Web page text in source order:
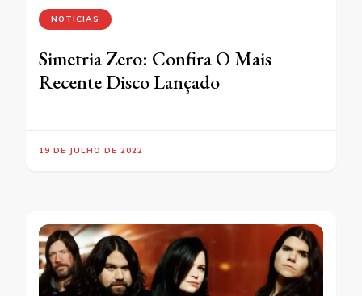
NOTÍCIAS
Simetria Zero: Confira O Mais
Recente Disco Lançado
19 DE JULHO DE 2022